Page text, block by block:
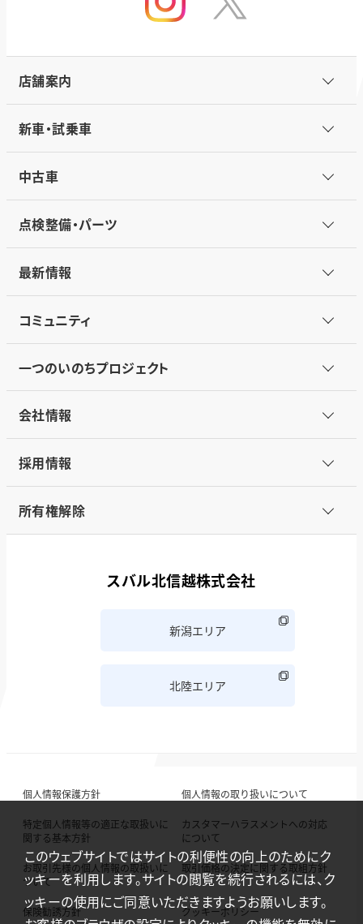
店舗案内
新車・試乗車
中古車
点検整備・パーツ
最新情報
コミュニティ
一つのいのちプロジェクト
会社情報
採用情報
所有権解除
スバル北信越株式会社
新潟エリア
北陸エリア
個人情報保護方針 個人情報の取り扱いについて
特定個人情報等の適正な取扱いに
関する基本方針
カスタマーハラスメントへの対応
について
お取引先様の個人情報の取扱いに
ついて
取引価格の決定に関する取組方針
保険勧誘方針 クッキーポリシー
このウェブサイトではサイトの利便性の向上のためにク
ッキーを利用します。サイトの閲覧を続行されるには、ク
ッキーの使用にご同意いただきますようお願いします。